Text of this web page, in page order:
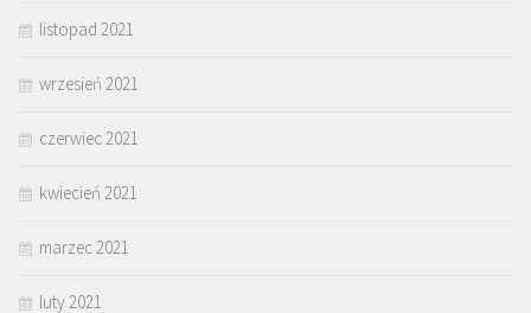
listopad 2021
wrzesień 2021
czerwiec 2021
kwiecień 2021
marzec 2021
luty 2021